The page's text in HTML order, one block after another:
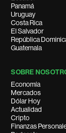
Panamá
Uruguay
Costa Rica
El Salvador
República
Guatemala
SOBRE
Economía
Mercados
Dólar Hoy
Actualidad
Cripto
Finanzas